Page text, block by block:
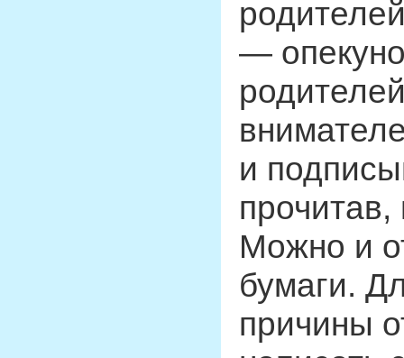
—
и
Можно и
бумаги.
причины